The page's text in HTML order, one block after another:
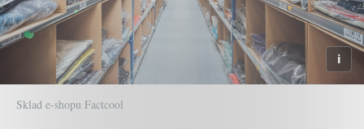
Sklad e-shopu Factcool